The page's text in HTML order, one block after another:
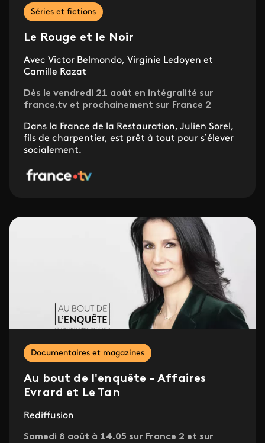
Séries et fictions
Le Rouge et le Noir
Avec Victor Belmondo, Virginie Ledoyen et
Camille Razat
Dès le vendredi 21 août en intégralité sur
france.tv et prochainement sur France 2
Dans la France de la Restauration, Julien Sorel,
fils de charpentier, est prêt à tout pour s’élever
socialement.
Documentaires et magazines
Au bout de l'enquête - Affaires
Evrard et Le Tan
Rediffusion
Samedi 8 août à 14.05 sur France 2 et sur